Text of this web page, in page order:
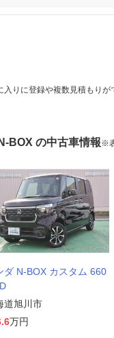
入りに登録や複数見積もりが
BOX の中古車情報※
ダ N-BOX カスタム 660
道旭川市
万円